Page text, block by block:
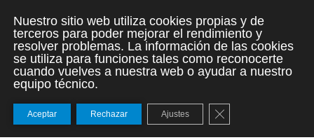
Nuestro sitio web utiliza cookies propias y de
terceros para poder mejorar el rendimiento y
resolver problemas. La información de las cookies
se utiliza para funciones tales como reconocerte
cuando vuelves a nuestra web o ayudar a nuestro
equipo técnico.
Aceptar Rechazar Ajustes Cerrar el banner de